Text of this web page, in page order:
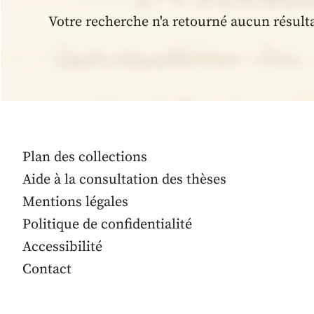
Votre recherche n'a retourné aucun
Plan des collections
Aide à la consultation des thèses
Mentions légales
Politique de confidentialité
Accessibilité
Contact